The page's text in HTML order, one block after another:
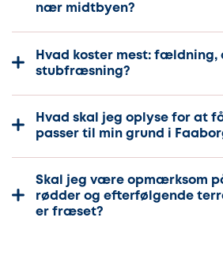
nær midtbyen?
Hvad koster mest: fældning,
stubfræsning?
Hvad skal jeg oplyse for at
passer til min grund i
Skal jeg være opmærksom
rødder og efterfølgende
er fræset?